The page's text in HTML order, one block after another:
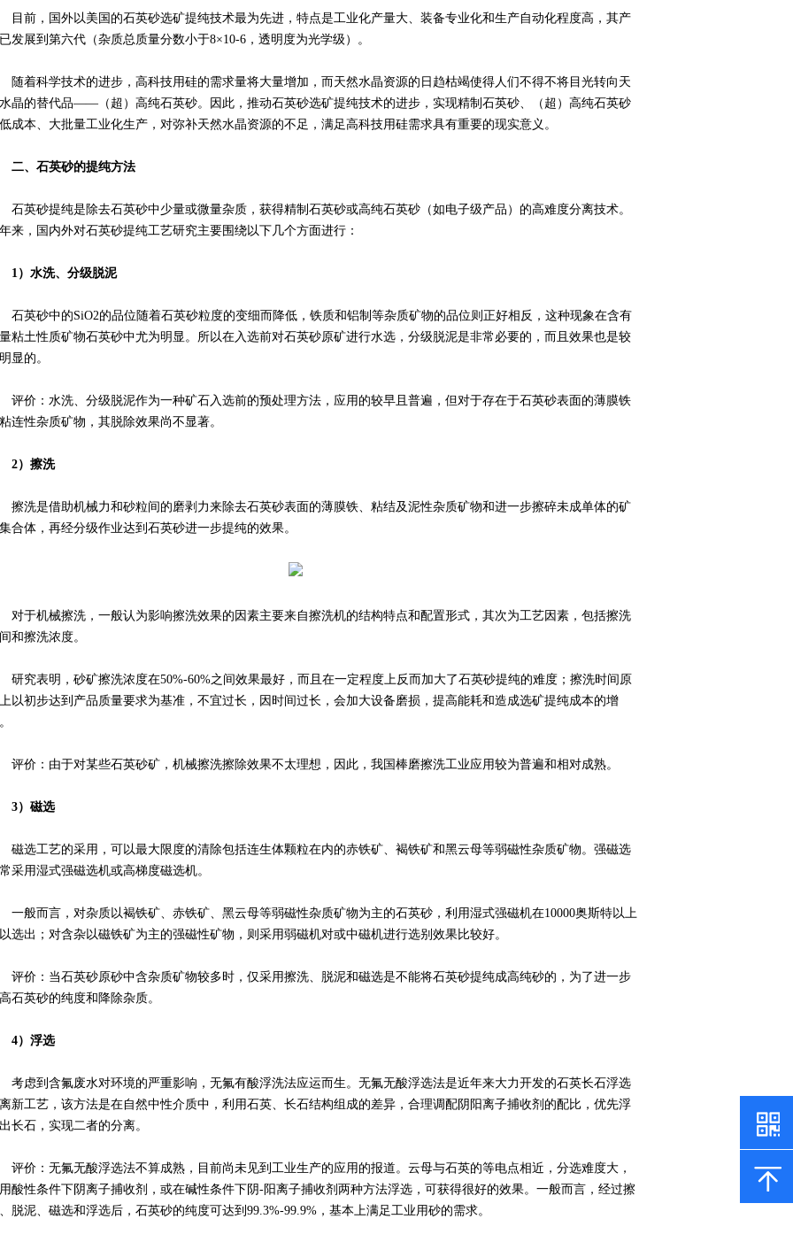
目前，国外以美国的石英砂选矿提纯技术最为先进，特点是工业化产量大、装备专业化和生产自动化程度高，其产
发展到第六代（杂质总质量分数小于8×10-6，透明度为光学级）。
随着科学技术的进步，高科技用硅的需求量将大量增加，而天然水晶资源的日趋枯竭使得人们不得不将目光转向天
晶的替代品——（超）高纯石英砂。因此，推动石英砂选矿提纯技术的进步，实现精制石英砂、（超）高纯石英砂
成本、大批量工业化生产，对弥补天然水晶资源的不足，满足高科技用硅需求具有重要的现实意义。
二、石英砂的提纯方法
石英砂提纯是除去石英砂中少量或微量杂质，获得精制石英砂或高纯石英砂（如电子级产品）的高难度分离技术。
来，国内外对石英砂提纯工艺研究主要围绕以下几个方面进行：
1）水洗、分级脱泥
石英砂中的SiO2的品位随着石英砂粒度的变细而降低，铁质和铝制等杂质矿物的品位则正好相反，这种现象在含有
粘土性质矿物石英砂中尤为明显。所以在入选前对石英砂原矿进行水选，分级脱泥是非常必要的，而且效果也是较
显的。
评价：水洗、分级脱泥作为一种矿石入选前的预处理方法，应用的较早且普遍，但对于存在于石英砂表面的薄膜铁
连性杂质矿物，其脱除效果尚不显著。
2）擦洗
擦洗是借助机械力和砂粒间的磨剥力来除去石英砂表面的薄膜铁、粘结及泥性杂质矿物和进一步擦碎未成单体的矿
合体，再经分级作业达到石英砂进一步提纯的效果。
对于机械擦洗，一般认为影响擦洗效果的因素主要来自擦洗机的结构特点和配置形式，其次为工艺因素，包括擦洗
和擦洗浓度。
研究表明，砂矿擦洗浓度在50%-60%之间效果最好，而且在一定程度上反而加大了石英砂提纯的难度；擦洗时间原
以初步达到产品质量要求为基准，不宜过长，因时间过长，会加大设备磨损，提高能耗和造成选矿提纯成本的增
评价：由于对某些石英砂矿，机械擦洗擦除效果不太理想，因此，我国棒磨擦洗工业应用较为普遍和相对成熟。
3）磁选
磁选工艺的采用，可以最大限度的清除包括连生体颗粒在内的赤铁矿、褐铁矿和黑云母等弱磁性杂质矿物。强磁选
采用湿式强磁选机或高梯度磁选机。
一般而言，对杂质以褐铁矿、赤铁矿、黑云母等弱磁性杂质矿物为主的石英砂，利用湿式强磁机在10000奥斯特以上
选出；对含杂以磁铁矿为主的强磁性矿物，则采用弱磁机对或中磁机进行选别效果比较好。
评价：当石英砂原砂中含杂质矿物较多时，仅采用擦洗、脱泥和磁选是不能将石英砂提纯成高纯砂的，为了进一步
石英砂的纯度和降除杂质。
4）浮选
考虑到含氟废水对环境的严重影响，无氟有酸浮洗法应运而生。无氟无酸浮选法是近年来大力开发的石英长石浮选
新工艺，该方法是在自然中性介质中，利用石英、长石结构组成的差异，合理调配阴阳离子捕收剂的配比，优先浮
长石，实现二者的分离。
评价：无氟无酸浮选法不算成熟，目前尚未见到工业生产的应用的报道。云母与石英的等电点相近，分选难度大，
酸性条件下阴离子捕收剂，或在碱性条件下阴-阳离子捕收剂两种方法浮选，可获得很好的效果。一般而言，经过擦
脱泥、磁选和浮选后，石英砂的纯度可达到99.3%-99.9%，基本上满足工业用砂的需求。